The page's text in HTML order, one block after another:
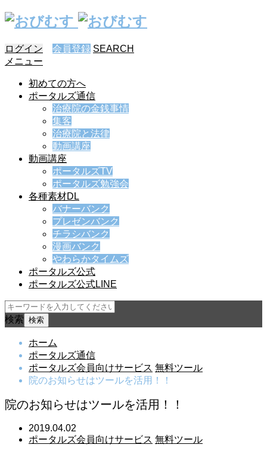
ログイン 会員登録 SEARCH
メニュー
初めての方へ
ポータルズ通信
治療院の金銭事情
集客
治療院と法律
動画講座
動画講座
ポータルズTV
ポータルズ勉強会
各種素材DL
バナーバンク
プレゼンバンク
チラシバンク
漫画バンク
やわらかタイムズ
ポータルズ公式
ポータルズ公式LINE
検索
ホーム
ポータルズ通信
ポータルズ会員向けサービス 無料ツール
院のお知らせはツールを活用！！
院のお知らせはツールを活用！！
2019.04.02
ポータルズ会員向けサービス 無料ツール